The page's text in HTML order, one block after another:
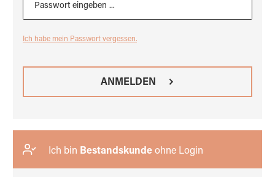
Ich habe mein Passwort vergessen.
ANMELDEN
Ich bin Bestandskunde ohne Login